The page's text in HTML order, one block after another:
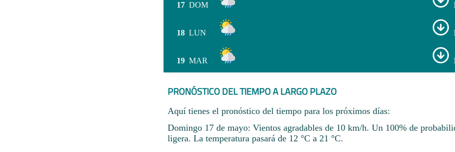
17 DOM
18 LUN
19 MAR
PRONÓSTICO DEL TIEMPO A LARGO PLAZO
Aquí tienes el pronóstico del tiempo para los próximos días:
Domingo 17 de mayo: Vientos agradables de 10 km/h. Un 100% de
ligera. La temperatura pasará de 12 °C a 21 °C.